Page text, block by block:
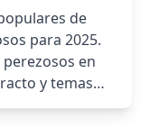
de
para 2025.
en
y temas
tu propio